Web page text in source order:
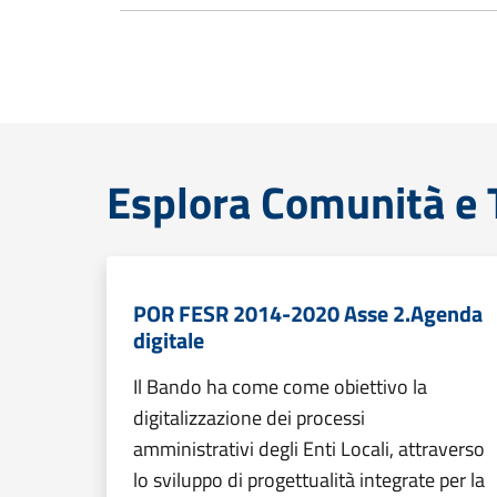
Esplora Comunità
POR FESR 2014-2020 Asse 2.Agenda
digitale
Il Bando ha come come obiettivo la
digitalizzazione dei processi
amministrativi degli Enti Locali, attraverso
lo sviluppo di progettualità integrate per la